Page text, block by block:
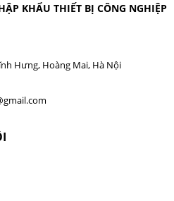
KHẨU THIẾT BỊ CÔNG NGHIỆP
Hưng, Hoàng Mai, Hà Nội